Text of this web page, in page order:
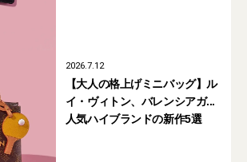
2026.7.12
【大人の格上げミニバッグ】ル
イ・ヴィトン、バレンシアガ...
人気ハイブランドの新作5選